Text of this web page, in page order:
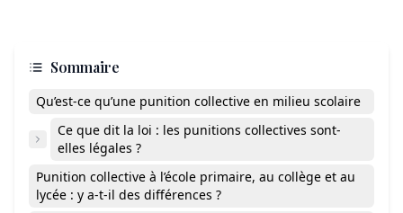
Sommaire
Qu’est-ce qu’une punition collective en milieu scolaire
Ce que dit la loi : les punitions collectives sont-
elles légales ?
Punition collective à l’école primaire, au collège et au
lycée : y a-t-il des différences ?